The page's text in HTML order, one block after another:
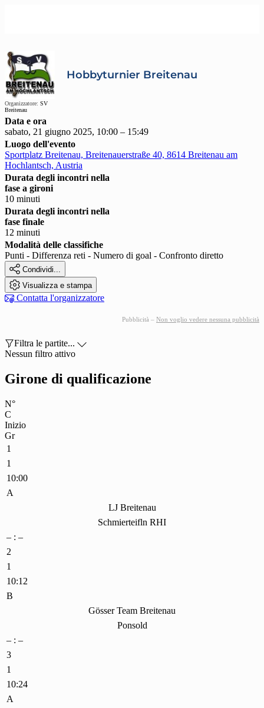
Organizzatore: SV
Breitenau
Hobbyturnier Breitenau
Data e ora
sabato, 21 giugno 2025, 10:00 – 15:49
Luogo dell'evento
Sportplatz Breitenau, Breitenauerstraße 40, 8614 Breitenau am
Hochlantsch, Austria
Durata degli incontri nella
fase a gironi
10 minuti
Durata degli incontri nella
fase finale
12 minuti
Modalità delle classifiche
Punti - Differenza reti - Numero di goal - Confronto diretto
 Condividi...
 Visualizza e stampa
 Contatta l'organizzatore
Pubblicità – Non voglio vedere nessuna pubblicità
Filtra le partite... 
Nessun filtro attivo
Girone di qualificazione
N°
C
Inizio
Gr
1
1
10:00
A
LJ Breitenau
Schmierteifln RHI
– : –
2
1
10:12
B
Gösser Team Breitenau
Ponsold
– : –
3
1
10:24
A